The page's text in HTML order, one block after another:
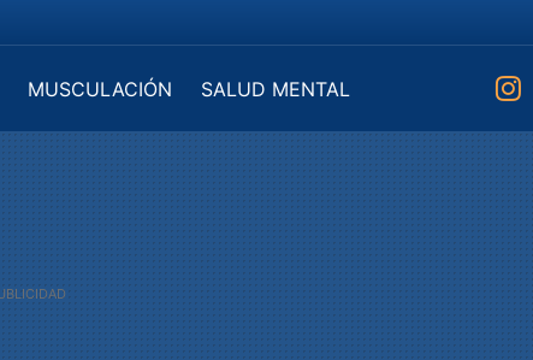
MUSCULACIÓN
SALUD MENTAL